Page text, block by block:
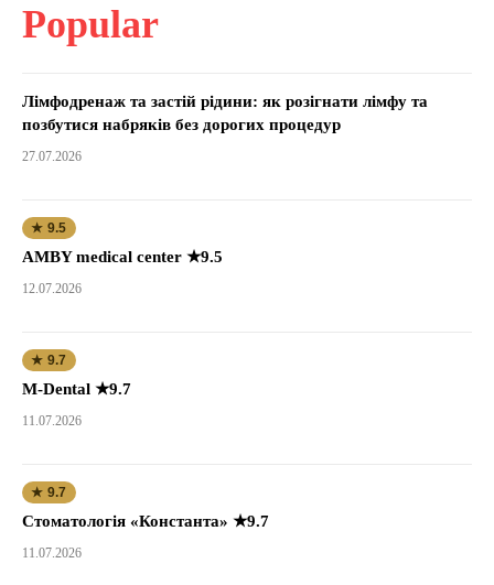
Popular
Лімфодренаж та застій рідини: як розігнати лімфу та
позбутися набряків без дорогих процедур
27.07.2026
★ 9.5
AMBY medical center ★9.5
12.07.2026
★ 9.7
M-Dental ★9.7
11.07.2026
★ 9.7
Стоматологія «Константа» ★9.7
11.07.2026